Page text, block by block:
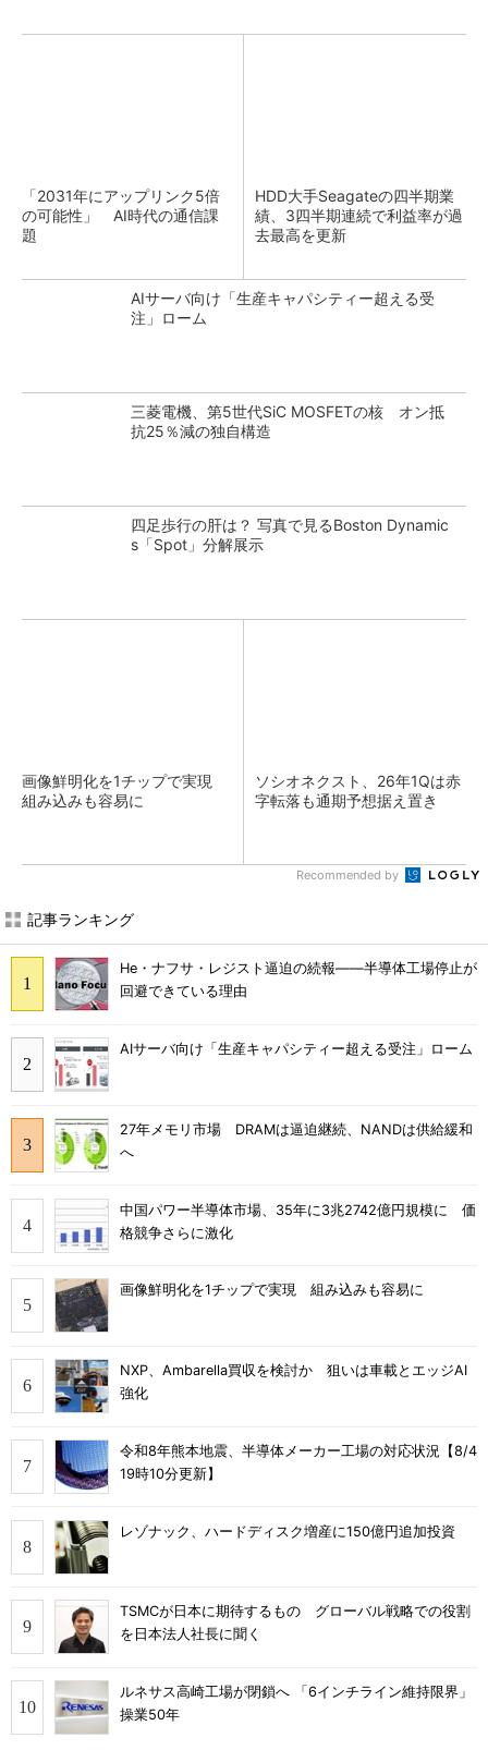
「2031年にアップリンク5倍
の可能性」 AI時代の通信課
題
HDD大手Seagateの四半期業
績、3四半期連続で利益率が過
去最高を更新
AIサーバ向け「生産キャパシティー超える受
注」ローム
三菱電機、第5世代SiC MOSFETの核 オン抵
抗25％減の独自構造
四足歩行の肝は？ 写真で見るBoston Dynamic
s「Spot」分解展示
画像鮮明化を1チップで実現
組み込みも容易に
ソシオネクスト、26年1Qは赤
字転落も通期予想据え置き
Recommended by
記事ランキング
He・ナフサ・レジスト逼迫の続報――半導体工場停止が
回避できている理由
AIサーバ向け「生産キャパシティー超える受注」ローム
27年メモリ市場 DRAMは逼迫継続、NANDは供給緩和
へ
中国パワー半導体市場、35年に3兆2742億円規模に 価
格競争さらに激化
画像鮮明化を1チップで実現 組み込みも容易に
NXP、Ambarella買収を検討か 狙いは車載とエッジAI
強化
令和8年熊本地震、半導体メーカー工場の対応状況【8/4
19時10分更新】
レゾナック、ハードディスク増産に150億円追加投資
TSMCが日本に期待するもの グローバル戦略での役割
を日本法人社長に聞く
ルネサス高崎工場が閉鎖へ 「6インチライン維持限界」
操業50年